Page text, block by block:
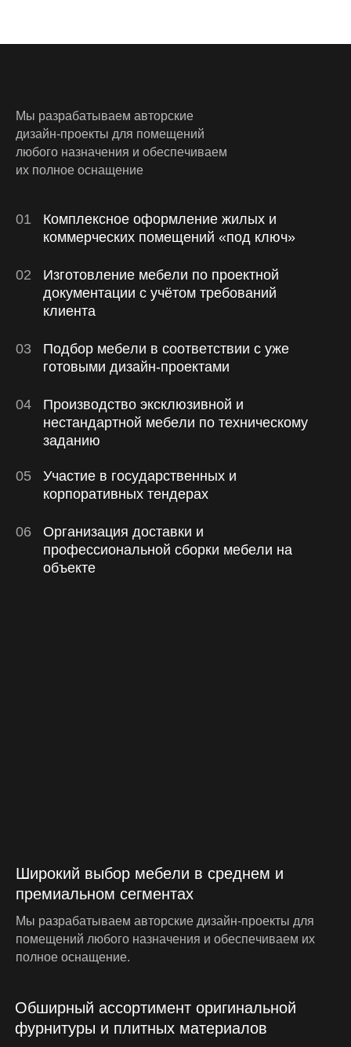
01 Комплексное оформление жилых и
коммерческих помещений «под ключ»
02 Изготовление мебели по проектной
документации с учётом требований
клиента
03 Подбор мебели в соответствии с уже
готовыми дизайн-проектами
04 Производство эксклюзивной и
нестандартной мебели по техническому
заданию
05 Участие в государственных и
корпоративных тендерах
06 Организация доставки и
профессиональной сборки мебели на
объекте
Мы разрабатываем авторские
дизайн-проекты для помещений
любого назначения и обеспечиваем
их полное оснащение
Мы разрабатываем авторские дизайн-проекты для
помещений любого назначения и обеспечиваем их
полное оснащение.
Широкий выбор мебели в среднем и
премиальном сегментах
Обширный ассортимент оригинальной
фурнитуры и плитных материалов